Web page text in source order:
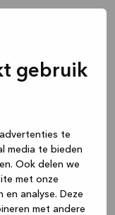
gebruik
te
media te bieden
Ook delen we
met onze
analyse. Deze
met andere